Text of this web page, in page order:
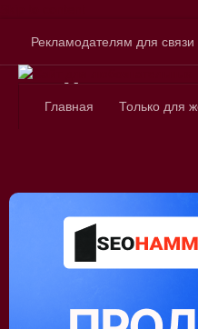
Рекламодателям для
Сайт для
Главная Только для